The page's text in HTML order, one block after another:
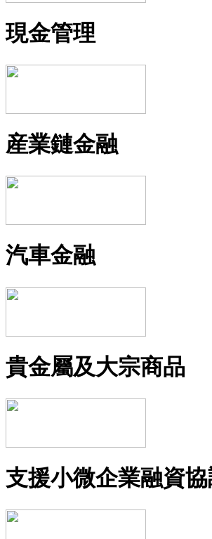
現金管理
産業鏈金融
汽車金融
貴金屬及大宗商品
支援小微企業融資